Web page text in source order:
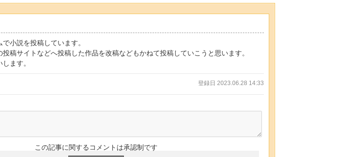
小説を投稿しています。
稿サイトなどへ投稿した作品を改稿などもかねて投稿していこうと思います。
ます。
登録日 2023.06.28 14:33
この記事に関するコメントは承認制です